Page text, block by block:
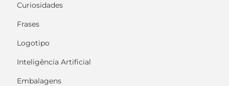
Curiosidades
Frases
Logotipo
Inteligência Artificial
Embalagens